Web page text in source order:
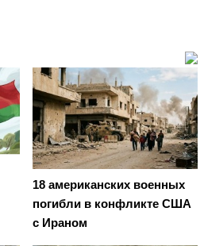
18 американских военных
погибли в конфликте США
с Ираном